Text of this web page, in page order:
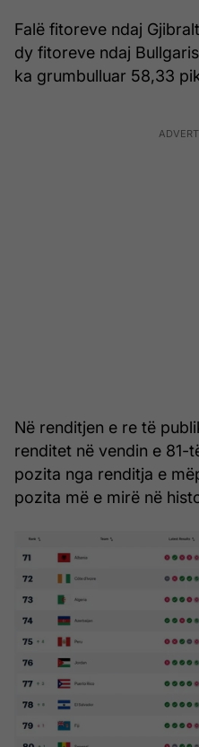
Falë fitoreve ndaj
dy fitoreve ndaj
ka grumbulluar 58,33
Në renditjen e re të
renditet në vendin e 81-
pozita nga renditja e
pozita më e mirë në